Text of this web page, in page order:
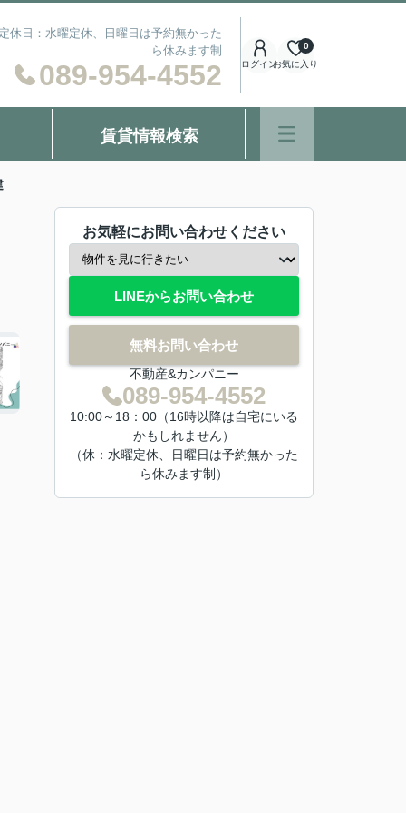
日：水曜定休、日曜日は予約無かった
ら休みます制
089-954-4552 ログインお気に入り
0
賃貸情報検索
お気軽にお問い合わせください
LINEからお問い合わせ
無料お問い合わせ
不動産&カンパニー
089-954-4552
10:00～18：00（16時以降は自宅にいる
かもしれません）
（休：水曜定休、日曜日は予約無かった
ら休みます制）